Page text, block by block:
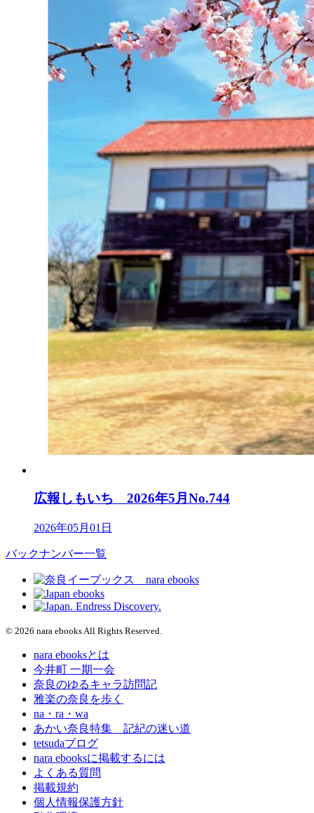
広報しもいち 2026年5月No.744
2026年05月01日
バックナンバー一覧
© 2026 nara ebooks All Rights Reserved.
nara ebooksとは
今井町 一期一会
奈良のゆるキャラ訪問記
雅楽の奈良を歩く
na・ra・wa
あかい奈良特集 記紀の迷い道
tetsudaブログ
nara ebooksに掲載するには
よくある質問
掲載規約
個人情報保護方針